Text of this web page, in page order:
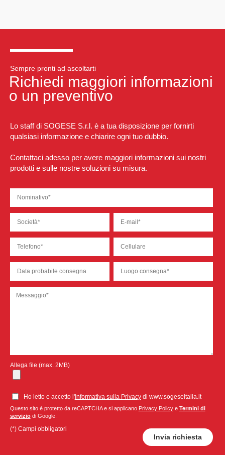
Sempre pronti ad ascoltarti
Richiedi maggiori informazioni
o un preventivo
Lo staff di SOGESE S.r.l. è a tua disposizione per fornirti
qualsiasi informazione e chiarire ogni tuo dubbio.
Contattaci adesso per avere maggiori informazioni sui nostri
prodotti e sulle nostre soluzioni su misura.
Allega file (max. 2MB)
Ho letto e accetto l'Informativa sulla Privacydi www.sogeseitalia.it
Questo sito è protetto da reCAPTCHA e si applicano Privacy Policye Termini di
serviziodi Google.
(*) Campi obbligatori